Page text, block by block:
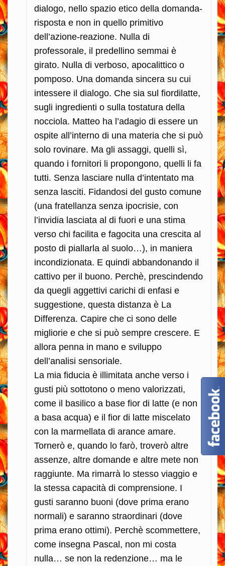
dialogo, nello spazio etico della domanda-
risposta e non in quello primitivo
dell’azione-reazione. Nulla di
professorale, il predellino semmai è
girato. Nulla di verboso, apocalittico o
pomposo. Una domanda sincera su cui
intessere il dialogo. Che sia sul fiordilatte,
sugli ingredienti o sulla tostatura della
nocciola. Matteo ha l’adagio di essere un
ospite all’interno di una materia che si può
solo rovinare. Ma gli assaggi, quelli sì,
quando i fornitori li propongono, quelli li fa
tutti. Senza lasciare nulla d’intentato ma
senza lasciti. Fidandosi del gusto comune
(una fratellanza senza ipocrisie, con
l’invidia lasciata al di fuori e una stima
verso chi facilita e fagocita una crescita al
posto di piallarla al suolo…), in maniera
incondizionata. E quindi abbandonando il
cattivo per il buono. Perchè, prescindendo
da quegli aggettivi carichi di enfasi e
suggestione, questa distanza è La
Differenza. Capire che ci sono delle
migliorie e che si può sempre crescere. E
allora penna in mano e sviluppo
dell’analisi sensoriale.
La mia fiducia è illimitata anche verso i
gusti più sottotono o meno valorizzati,
come il basilico a base fior di latte (e non
a basa acqua) e il fior di latte miscelato
con la marmellata di arance amare.
Tornerò e, quando lo farò, troverò altre
assenze, altre domande e altre mete non
raggiunte. Ma rimarrà lo stesso viaggio e
la stessa capacità di comprensione. I
gusti saranno buoni (dove prima erano
normali) e saranno straordinari (dove
prima erano ottimi). Perchè scommettere,
come insegna Pascal, non mi costa
nulla… se non la redenzione… ma le